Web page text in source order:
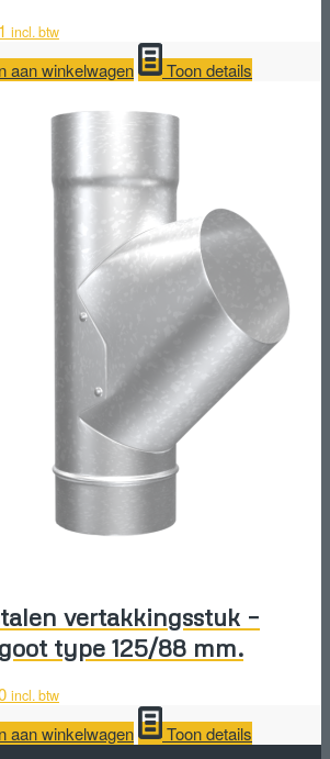
incl. btw
aan winkelwagen Toon details
vertakkingsstuk –
type 125/88 mm.
incl. btw
aan winkelwagen Toon details